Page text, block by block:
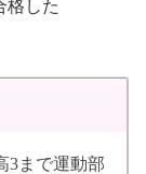
格した
3まで運動部